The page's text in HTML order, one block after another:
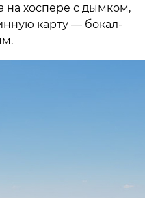
на хоспере с дымком,
карту — бокал-